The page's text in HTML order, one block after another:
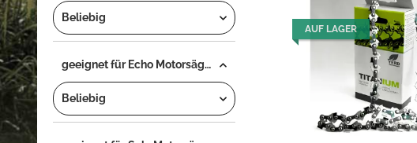
AUF LAGER
Beliebig
geeignet für Echo Motorsäge...
Beliebig